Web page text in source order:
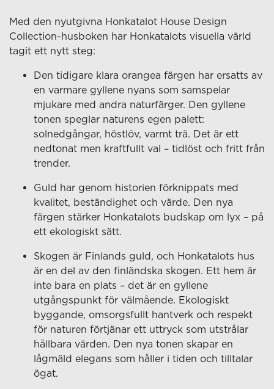
Med den nyutgivna Honkatalot House Design
Collection-husboken har Honkatalots visuella värld
tagit ett nytt steg:
Den tidigare klara orangea färgen har ersatts av
en varmare gyllene nyans som samspelar
mjukare med andra naturfärger. Den gyllene
tonen speglar naturens egen palett:
solnedgångar, höstlöv, varmt trä. Det är ett
nedtonat men kraftfullt val – tidlöst och fritt från
trender.
Guld har genom historien förknippats med
kvalitet, beständighet och värde. Den nya
färgen stärker Honkatalots budskap om lyx – på
ett ekologiskt sätt.
Skogen är Finlands guld, och Honkatalots hus
är en del av den finländska skogen. Ett hem är
inte bara en plats – det är en gyllene
utgångspunkt för välmående. Ekologiskt
byggande, omsorgsfullt hantverk och respekt
för naturen förtjänar ett uttryck som utstrålar
hållbara värden. Den nya tonen skapar en
lågmäld elegans som håller i tiden och tilltalar
ögat.